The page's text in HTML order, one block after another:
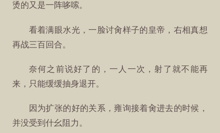
烫的又是一阵哆嗦。
看着满眼水光，一脸讨肏样子的皇帝，右相真想
再战三百回合。
奈何之前说好了的，一人一次，射了就不能再
来，只能缓缓抽身退开。
因为扩张的好的关系，雍询接着肏进去的时候，
并没受到什幺阻力。